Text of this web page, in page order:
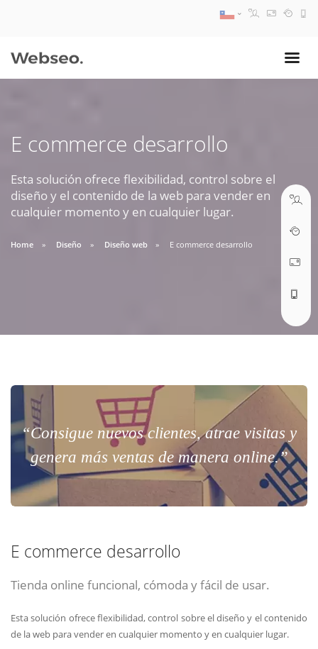
E commerce desarrollo
Esta solución ofrece flexibilidad, control sobre el
diseño y el contenido de la web para vender en
cualquier momento y en cualquier lugar.
Home Diseño Diseño web E commerce desarrollo
“Consigue nuevos clientes, atrae visitas y
genera más ventas de manera online.”
E commerce desarrollo
Tienda online funcional, cómoda y fácil de usar.
Esta solución ofrece flexibilidad, control sobre el diseño y el contenido
de la web para vender en cualquier momento y en cualquier lugar.
09:30 AM A 18:30 PM
soporte@webseo.cl
ABRIR TICKET